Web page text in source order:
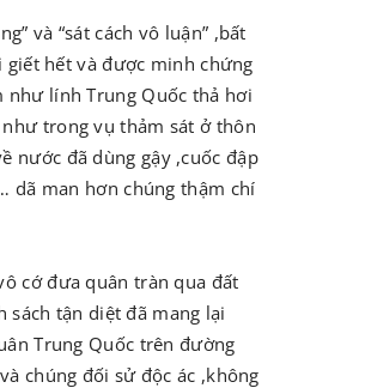
và “sát cách vô luận” ,bất
giết hết và được minh chứng
như lính Trung Quốc thả hơi
trong vụ thảm sát ở thôn
nước đã dùng gậy ,cuốc đập
dã man hơn chúng thậm chí
cớ đưa quân tràn qua đất
tận diệt đã mang lại
Trung Quốc trên đường
chúng đối sử độc ác ,không